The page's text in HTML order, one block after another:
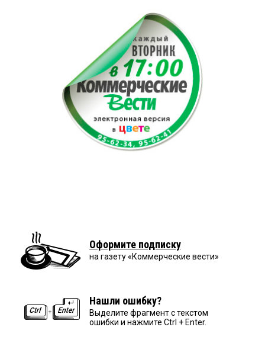
Оформите подписку
на газету «Коммерческие вести»
Нашли ошибку?
Выделите фрагмент с текстом
ошибки и нажмите Ctrl + Enter.